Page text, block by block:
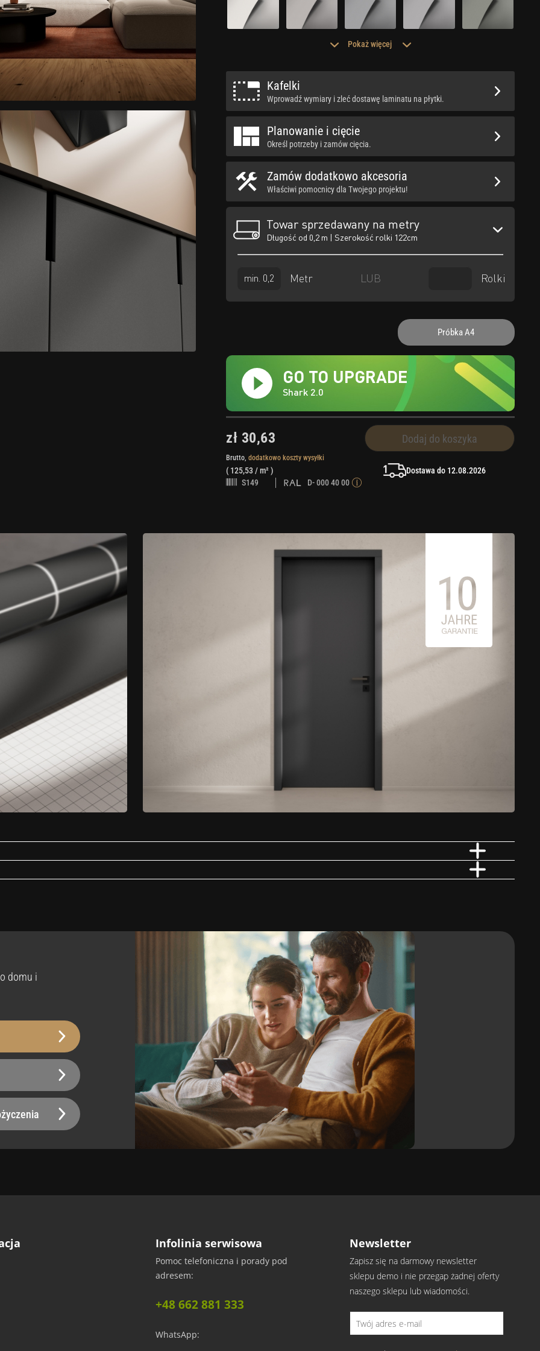
Pokaż więcej
Kafelki
Wprowadź wymiary i zleć dostawę laminatu na płytki.
Planowanie i cięcie
Określ potrzeby i zamów cięcia.
Zamów dodatkowo akcesoria
Właściwi pomocnicy dla Twojego projektu!
Towar sprzedawany na metry
Długość od 0,2 m | Szerokość rolki 122cm
Metr LUB Rolki
Próbka A4
GO TO UPGRADE
Shark 2.0
zł 30,63 Dodaj do koszyka
Brutto,dodatkowo koszty wysyłki
( 125,53/ m² )
S149
D- 000 40 00
Dostawa do 12.08.2026
do usunięcia
próbkę. Dzięki temu przekonasz się o wyjątkowej fakturze i jakości, co ułatwi decyzję, czy materiał Ci odpowiada.
na zarysowania Wodoodporny Odporna na ciepło
Usuwany Wrażenia dotykowe
Wyczuwalna
w pielęgnacji Usłojenie
Brak
Szerokość rolki
1,22 m
Nie zawiera szkodliwych
substancji
Gwarancja
domu i
Infolinia serwisowa
Pomoc telefoniczna i porady pod
adresem:
+48 662 881 333
WhatsApp:
Newsletter
Zapisz się na darmowy newsletter
sklepu demo i nie przegap żadnej oferty
naszego sklepu lub wiadomości.